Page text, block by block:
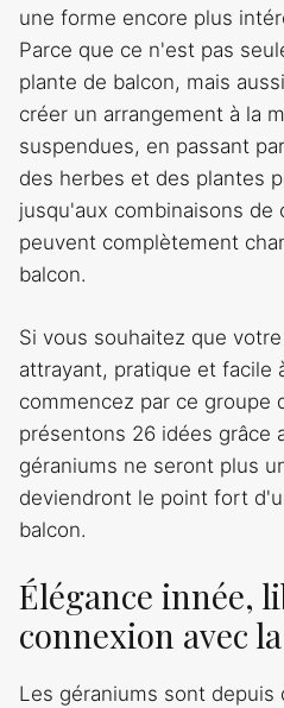
une forme encore plus
Parce que ce n'est pas
plante de balcon, mais
créer un arrangement à la
suspendues, en passant
des herbes et des plantes
jusqu'aux combinaisons de
peuvent complètement
balcon.
Si vous souhaitez que
attrayant, pratique et facile
commencez par ce groupe
présentons 26 idées grâce
géraniums ne seront plus
deviendront le point fort
balcon.
Élégance innée,
connexion avec
Les géraniums sont depuis